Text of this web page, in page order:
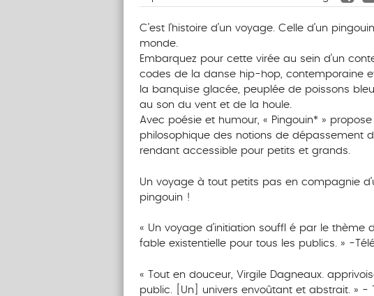
C’est l’histoire d’un voyage. Celle d’un
monde.
Embarquez pour cette virée au sein d’un
codes de la danse hip-hop, contemporaine
la banquise glacée, peuplée de poissons
au son du vent et de la houle.
Avec poésie et humour, « Pingouin* »
philosophique des notions de dépassement
rendant accessible pour petits et grands.
Un voyage à tout petits pas en compagnie
pingouin !
« Un voyage d’initiation souffl é par le thème
fable existentielle pour tous les publics. » -
« Tout en douceur, Virgile Dagneaux.
public. [Un] univers envoûtant et abstrait. » -